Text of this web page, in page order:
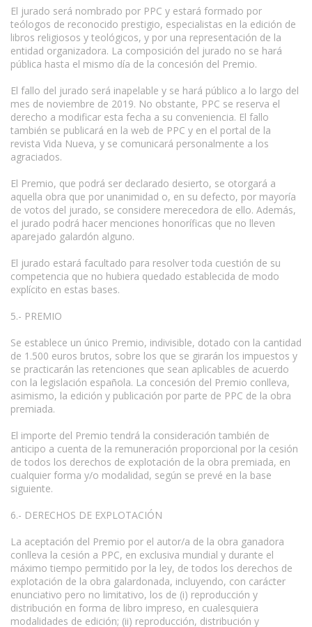
El jurado será nombrado por PPC y estará formado por
teólogos de reconocido prestigio, especialistas en la edición de
libros religiosos y teológicos, y por una representación de la
entidad organizadora. La composición del jurado no se hará
pública hasta el mismo día de la concesión del Premio.
El fallo del jurado será inapelable y se hará público a lo largo del
mes de noviembre de 2019. No obstante, PPC se reserva el
derecho a modificar esta fecha a su conveniencia. El fallo
también se publicará en la web de PPC y en el portal de la
revista Vida Nueva, y se comunicará personalmente a los
agraciados.
El Premio, que podrá ser declarado desierto, se otorgará a
aquella obra que por unanimidad o, en su defecto, por mayoría
de votos del jurado, se considere merecedora de ello. Además,
el jurado podrá hacer menciones honoríficas que no lleven
aparejado galardón alguno.
El jurado estará facultado para resolver toda cuestión de su
competencia que no hubiera quedado establecida de modo
explícito en estas bases.
5.- PREMIO
Se establece un único Premio, indivisible, dotado con la cantidad
de 1.500 euros brutos, sobre los que se girarán los impuestos y
se practicarán las retenciones que sean aplicables de acuerdo
con la legislación española. La concesión del Premio conlleva,
asimismo, la edición y publicación por parte de PPC de la obra
premiada.
El importe del Premio tendrá la consideración también de
anticipo a cuenta de la remuneración proporcional por la cesión
de todos los derechos de explotación de la obra premiada, en
cualquier forma y/o modalidad, según se prevé en la base
siguiente.
6.- DERECHOS DE EXPLOTACIÓN
La aceptación del Premio por el autor/a de la obra ganadora
conlleva la cesión a PPC, en exclusiva mundial y durante el
máximo tiempo permitido por la ley, de todos los derechos de
explotación de la obra galardonada, incluyendo, con carácter
enunciativo pero no limitativo, los de (i) reproducción y
distribución en forma de libro impreso, en cualesquiera
modalidades de edición; (ii) reproducción, distribución y